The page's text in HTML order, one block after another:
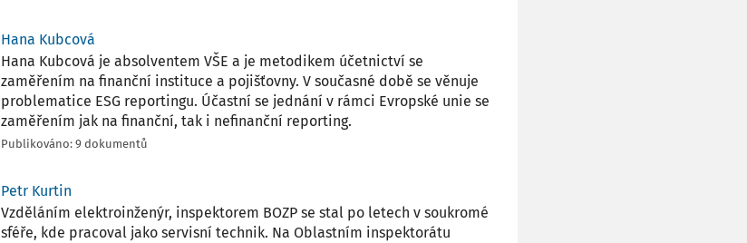
Hana Kubcová
Hana Kubcová je absolventem VŠE a je metodikem účetnictví se
zaměřením na finanční instituce a pojišťovny. V současné době se věnuje
problematice ESG reportingu. Účastní se jednání v rámci Evropské unie se
zaměřením jak na finanční, tak i nefinanční reporting.
Publikováno: 9 dokumentů
Petr Kurtin
Vzděláním elektroinženýr, inspektorem BOZP se stal po letech v soukromé
sféře, kde pracoval jako servisní technik. Na Oblastním inspektorátu